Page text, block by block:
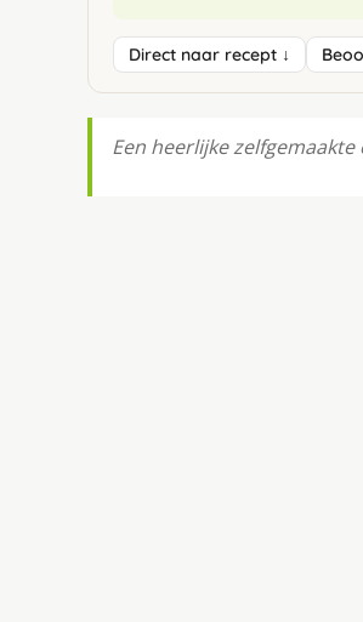
Direct naar recept ↓
Een heerlijke